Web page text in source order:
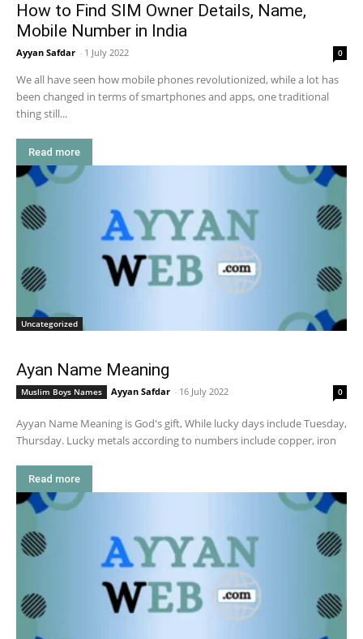
How to Find SIM Owner Details, Name,
Mobile Number in India
Ayyan Safdar - 1 July 2022 0
We all have seen how mobile phones revolutionized, while a lot has
been changed in terms of smartphones and apps, one traditional
thing still...
Read more
Uncategorized
Ayan Name Meaning
Muslim Boys Names Ayyan Safdar - 16 July 2022 0
Ayyan Name Meaning is God's gift, While lucky days include Tuesday,
Thursday. Lucky metals according to numbers include copper, iron
Read more